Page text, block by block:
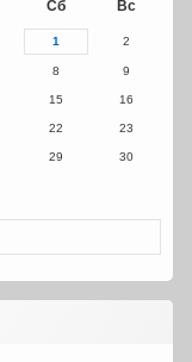
Сб Вс
1 2
8 9
15 16
22 23
29 30